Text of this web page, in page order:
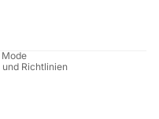
Richtlinien